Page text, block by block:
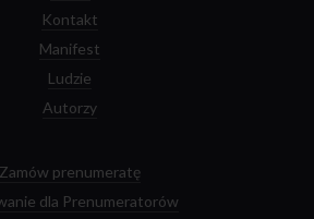
Kontakt
Manifest
Ludzie
Autorzy
Zamów prenumeratę
dla Prenumeratorów